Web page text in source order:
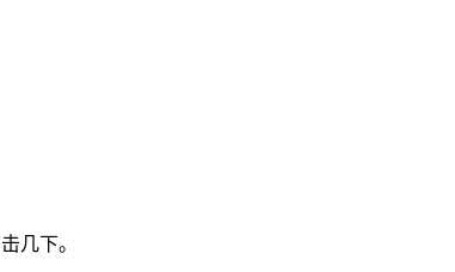
几下。